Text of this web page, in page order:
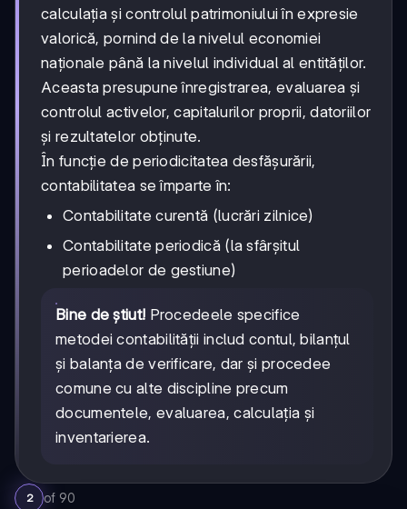
calculația și controlul patrimoniului în expresie
valorică, pornind de la nivelul economiei
naționale până la nivelul individual al entităților.
Aceasta presupune înregistrarea, evaluarea și
controlul activelor, capitalurilor proprii, datoriilor
și rezultatelor obținute.
În funcție de periodicitatea desfășurării,
contabilitatea se împarte în:
Contabilitate curentă (lucrări zilnice)
Contabilitate periodică (la sfârșitul
perioadelor de gestiune)
Bine de știut! Procedeele specifice
metodei contabilității includ contul, bilanțul
și balanța de verificare, dar și procedee
comune cu alte discipline precum
documentele, evaluarea, calculația și
inventarierea.
2 of 90